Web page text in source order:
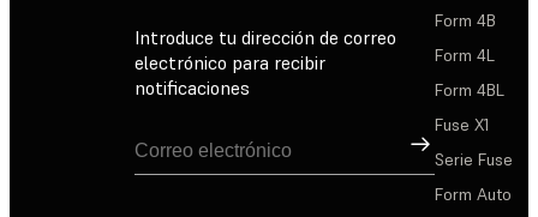
Introduce tu dirección de correo
electrónico para recibir
notificaciones
Suscribirse
Form 4B
Form 4L
Form 4BL
Fuse X1
Serie Fuse
Form Auto